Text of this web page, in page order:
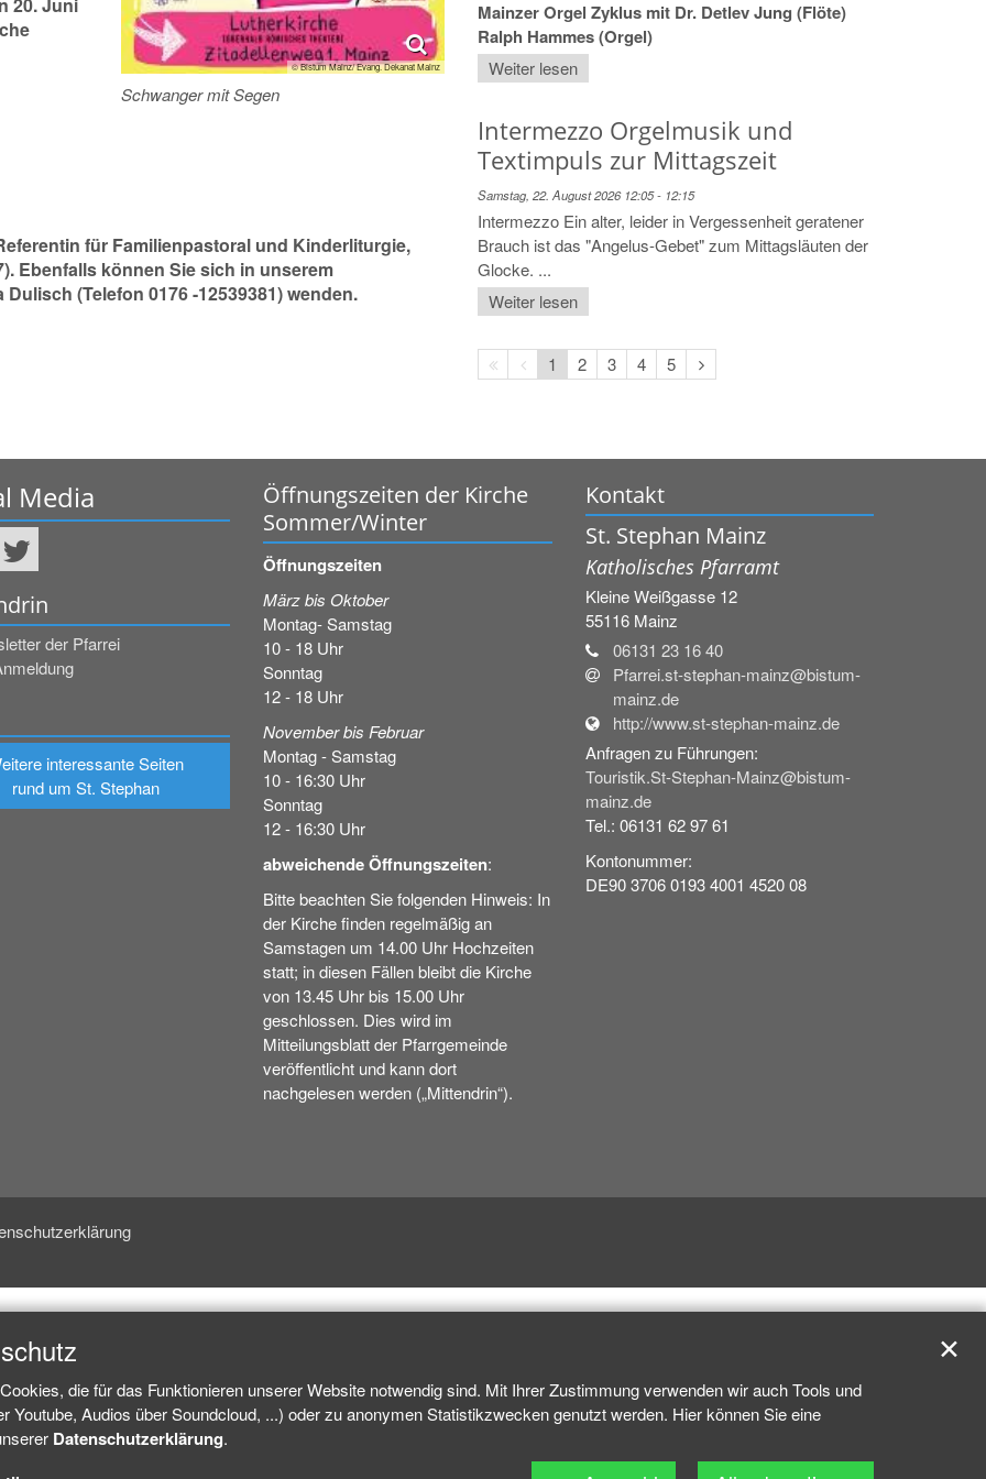
© Bistum Mainz/ Evang. Dekanat Mainz
Schwanger mit Segen
für Familienpastoral und Kinderliturgie,
Ebenfalls können Sie sich in unserem
(Telefon 0176 -12539381) wenden.
Mainzer Orgel Zyklus mit Dr. Detlev Jung (Flöte)
Ralph Hammes (Orgel)
Weiter lesen
Intermezzo Orgelmusik und
Textimpuls zur Mittagszeit
Samstag, 22. August 2026 12:05 - 12:15
Intermezzo Ein alter, leider in Vergessenheit geratener
Brauch ist das "Angelus-Gebet" zum Mittagsläuten der
Glocke. ...
Weiter lesen
Erste
Seite
Vorherige
Seite
1 2 3 4 5
Nächste
Seite
Media
der Pfarrei
interessante Seiten
rund um St. Stephan
Öffnungszeiten der Kirche
Sommer/Winter
Öffnungszeiten
März bis Oktober
Montag- Samstag
10 - 18 Uhr
Sonntag
12 - 18 Uhr
November bis Februar
Montag - Samstag
10 - 16:30 Uhr
Sonntag
12 - 16:30 Uhr
abweichende Öffnungszeiten:
Bitte beachten Sie folgenden Hinweis: In
der Kirche finden regelmäßig an
Samstagen um 14.00 Uhr Hochzeiten
statt; in diesen Fällen bleibt die Kirche
von 13.45 Uhr bis 15.00 Uhr
geschlossen. Dies wird im
Mitteilungsblatt der Pfarrgemeinde
veröffentlicht und kann dort
nachgelesen werden („Mittendrin“).
Kontakt
St. Stephan Mainz
Katholisches Pfarramt
Kleine Weißgasse 12
55116 Mainz
06131 23 16 40
Pfarrei.st-stephan-mainz@bistum-
mainz.de
http://www.st-stephan-mainz.de
Anfragen zu Führungen:
Touristik.St-Stephan-Mainz@bistum-
mainz.de
Tel.: 06131 62 97 61
Kontonummer:
DE90 3706 0193 4001 4520 08
die für das Funktionieren unserer Website notwendig sind. Mit Ihrer Zustimmung verwenden wir auch Tools und
Youtube, Audios über Soundcloud, ...) oder zu anonymen Statistikzwecken genutzt werden. Hier können Sie eine
Datenschutzerklärung.
✕